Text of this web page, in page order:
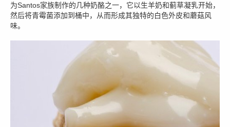
为Santos家族制作的几种奶酪之一，它以生羊奶和蓟草凝乳开始，
然后将青霉菌添加到桶中，从而形成其独特的白色外皮和蘑菇风
味。